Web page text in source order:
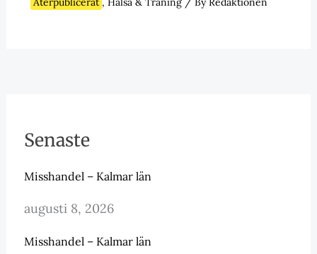
Senaste
Misshandel – Kalmar län
augusti 8, 2026
Misshandel – Kalmar län